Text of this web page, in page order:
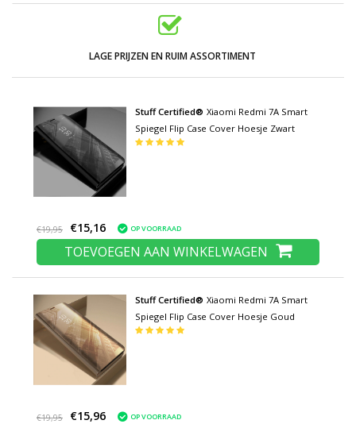
LAGE PRIJZEN EN RUIM ASSORTIMENT
Stuff Certified® Xiaomi Redmi 7A Smart
Spiegel Flip Case Cover Hoesje Zwart
€19,95 €15,16 OP VOORRAAD
TOEVOEGEN AAN WINKELWAGEN
Stuff Certified® Xiaomi Redmi 7A Smart
Spiegel Flip Case Cover Hoesje Goud
€19,95 €15,96 OP VOORRAAD